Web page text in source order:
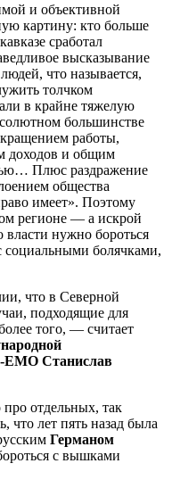
и объективной
картину: кто больше
сработал
высказывание
что называется,
толчком
в крайне тяжелую
большинстве
работы,
доходов и общим
Плюс раздражение
общества
имеет». Поэтому
регионе — а искрой
власти нужно бороться
социальными болячками,
что в Северной
подходящие для
того, — считает
EMO Станислав
отдельных, так
что лет пять назад была
Германом
с вышками